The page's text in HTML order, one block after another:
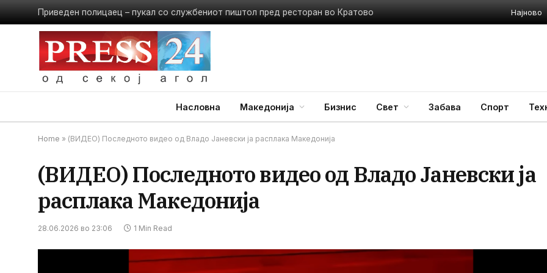
Приведен полицаец – пукал со службениот пиштол пред ресторан во Кратово Најново
Насловна Македонија Бизнис Свет Забава Спорт
Home » (ВИДЕО) Последното видео од Владо Јаневски ја расплака Македонија
(ВИДЕО) Последното видео од Владо Јаневски ја
расплака Македонија
28.06.2026 во 23:06 1 Min Read